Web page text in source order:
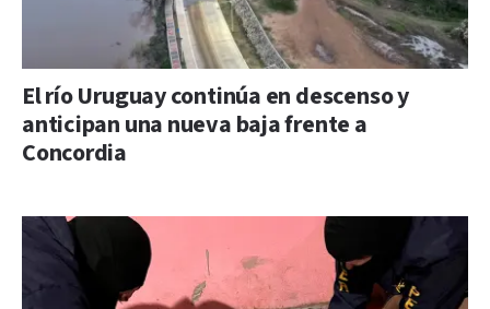
El río Uruguay continúa en descenso y
anticipan una nueva baja frente a
Concordia